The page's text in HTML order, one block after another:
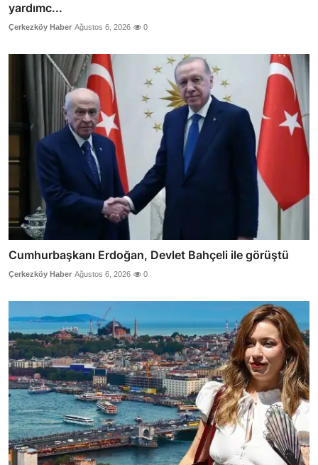
yardımc...
Çerkezköy Haber Ağustos 6, 2026 0
Cumhurbaşkanı Erdoğan, Devlet Bahçeli ile görüştü
Çerkezköy Haber Ağustos 6, 2026 0